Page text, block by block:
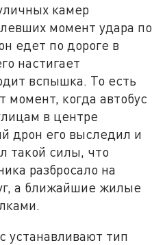
камер
момент удара по
едет по дороге в
настигает
вспышка. То есть
момент, когда автобус
в центре
дрон его выследил и
такой силы, что
разбросало на
а ближайшие жилые
устанавливают тип